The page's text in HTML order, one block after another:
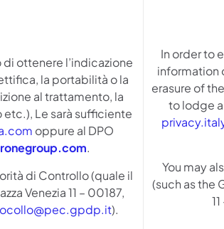
ottenere l’indicazione
la portabilità o la
al trattamento, la
Le sarà sufficiente
oppure al DPO
.
di Controllo (quale il
Venezia 11 – 00187,
).
In order to
information
erasure of
to lodge
You may
(such as the